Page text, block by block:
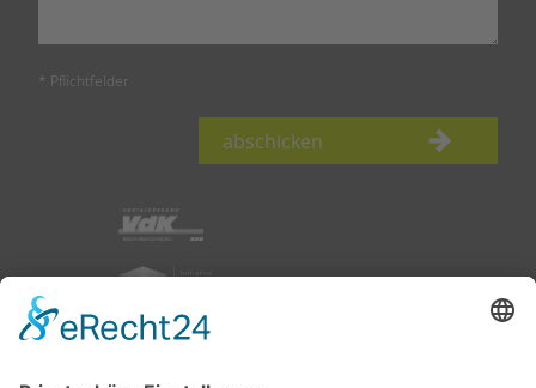
* Pflichtfelder
abschicken